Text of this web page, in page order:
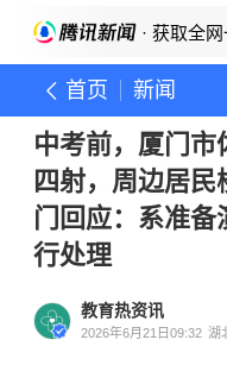
· 获取全
首页 新闻
中考前，厦门
四射，周边居
门回应：系准
行处理
教育热资讯
2026年6月21日09:32 湖